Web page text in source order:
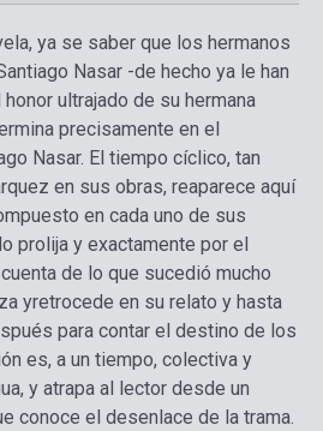
ya se saber que los hermanos
Nasar -de hecho ya le han
ultrajado de su hermana
precisamente en el
Nasar. El tiempo cíclico, tan
en sus obras, reaparece aquí
en cada uno de sus
prolija y exactamente por el
de lo que sucedió mucho
yretrocede en su relato y hasta
para contar el destino de los
es, a un tiempo, colectiva y
y atrapa al lector desde un
conoce el desenlace de la trama.